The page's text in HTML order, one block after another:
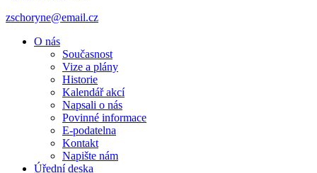
zschoryne@email.cz
O nás
Současnost
Vize a plány
Historie
Kalendář akcí
Napsali o nás
Povinné informace
E-podatelna
Kontakt
Napište nám
Úřední deska